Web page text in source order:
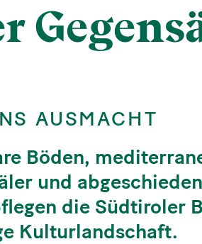
AUSMACHT
Böden,
und
die Südtiroler
Kulturlandschaft.